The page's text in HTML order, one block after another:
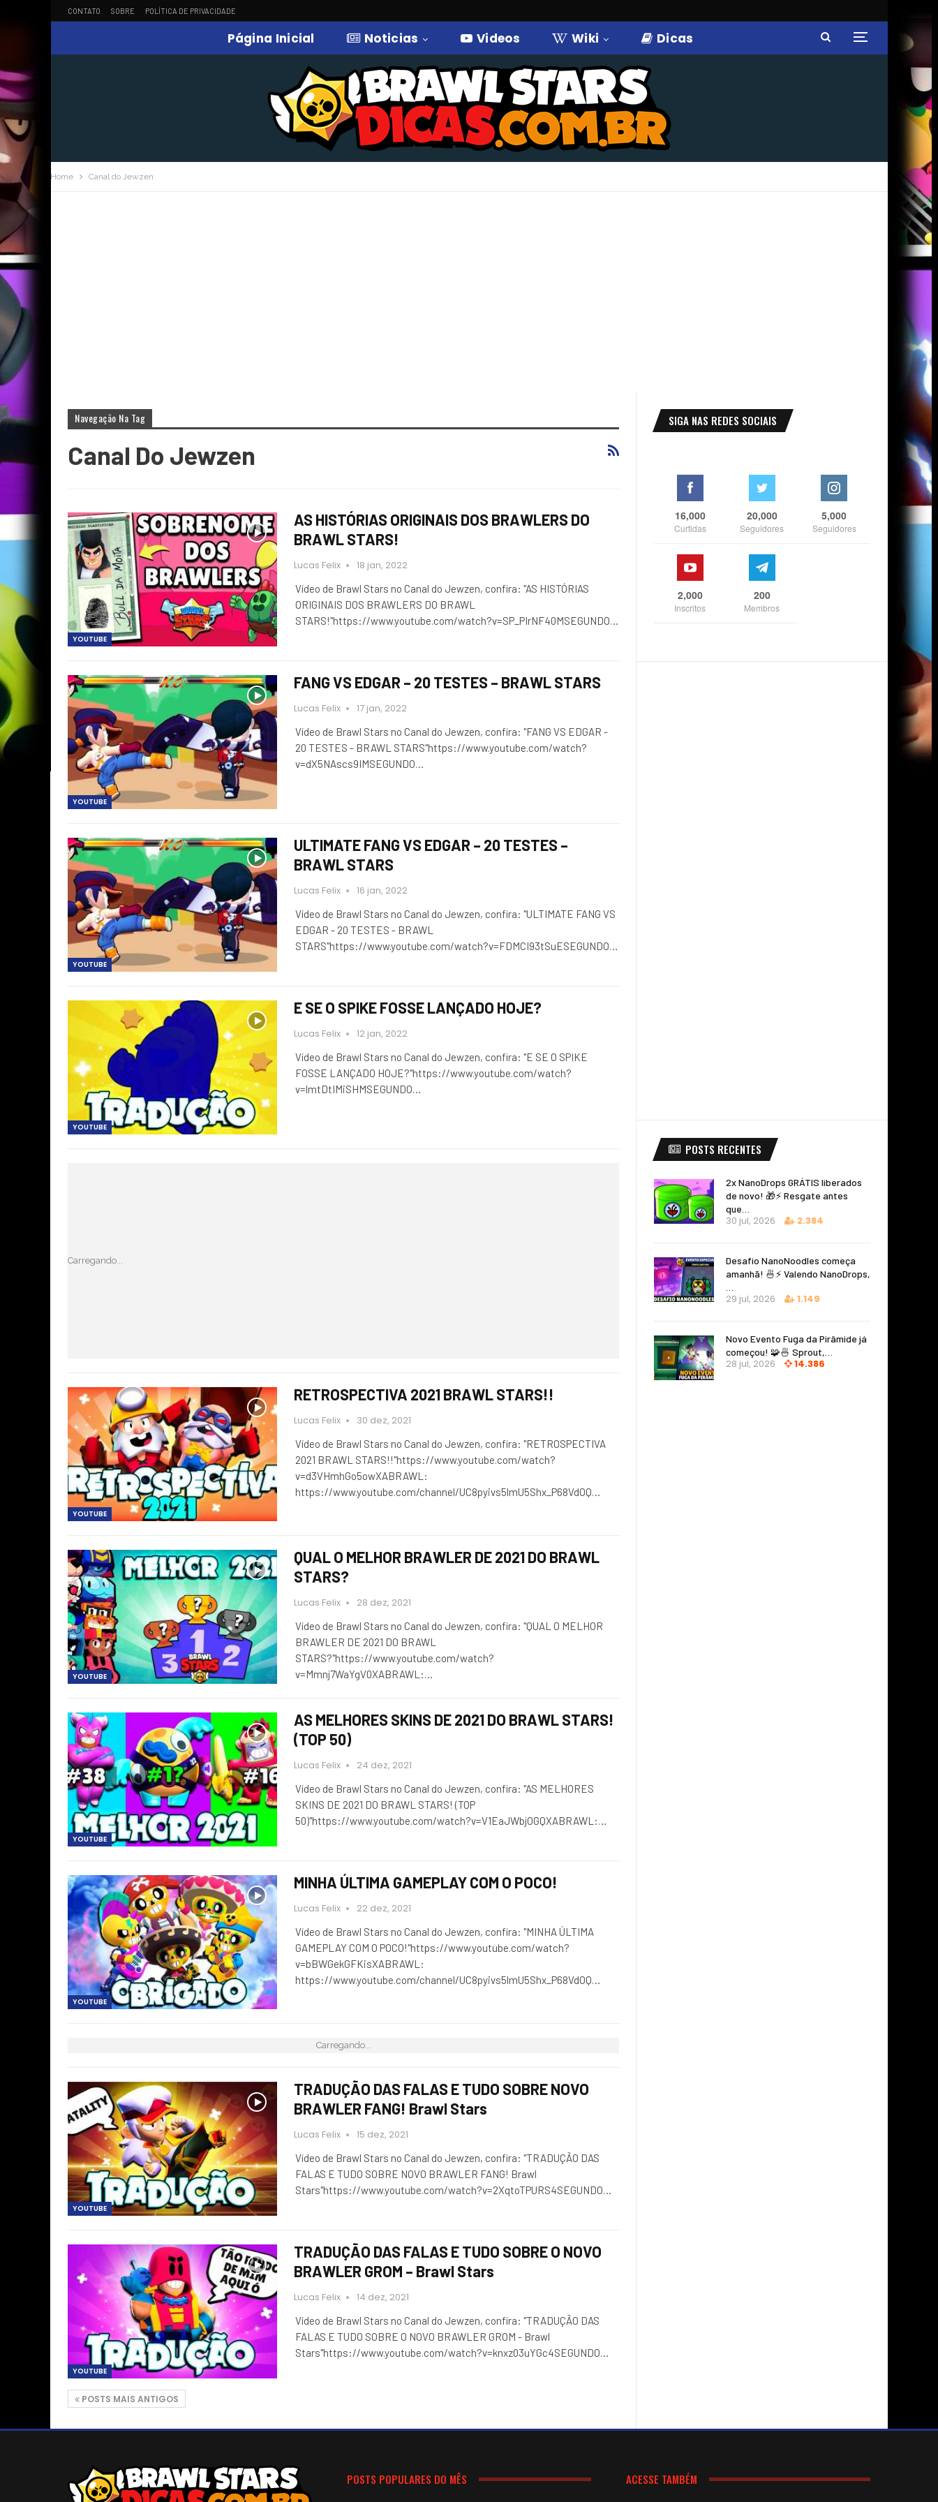
CONTATO SOBRE POLÍTICA DE PRIVACIDADE
Página Inicial Noticias Videos Wiki Dicas
Home Canal do Jewzen
Navegação Na Tag
Canal Do Jewzen
YOUTUBE
AS HISTÓRIAS ORIGINAIS DOS BRAWLERS DO
BRAWL STARS!
Lucas Felix 18 jan, 2022
Vídeo de Brawl Stars no Canal do Jewzen, confira: "AS HISTÓRIAS
ORIGINAIS DOS BRAWLERS DO BRAWL
STARS!"https://www.youtube.com/watch?v=SP_PIrNF40MSEGUNDO…
YOUTUBE
FANG VS EDGAR – 20 TESTES – BRAWL STARS
Lucas Felix 17 jan, 2022
Vídeo de Brawl Stars no Canal do Jewzen, confira: "FANG VS EDGAR -
20 TESTES - BRAWL STARS"https://www.youtube.com/watch?
v=dX5NAscs9IMSEGUNDO…
YOUTUBE
ULTIMATE FANG VS EDGAR – 20 TESTES –
BRAWL STARS
Lucas Felix 16 jan, 2022
Vídeo de Brawl Stars no Canal do Jewzen, confira: "ULTIMATE FANG VS
EDGAR - 20 TESTES - BRAWL
STARS"https://www.youtube.com/watch?v=FDMCI93tSuESEGUNDO…
YOUTUBE
E SE O SPIKE FOSSE LANÇADO HOJE?
Lucas Felix 12 jan, 2022
Vídeo de Brawl Stars no Canal do Jewzen, confira: "E SE O SPIKE
FOSSE LANÇADO HOJE?"https://www.youtube.com/watch?
v=lmtDtIMiSHMSEGUNDO…
Carregando...
YOUTUBE
RETROSPECTIVA 2021 BRAWL STARS!!
Lucas Felix 30 dez, 2021
Vídeo de Brawl Stars no Canal do Jewzen, confira: "RETROSPECTIVA
2021 BRAWL STARS!!"https://www.youtube.com/watch?
v=d3VHmhGo5owXABRAWL:
https://www.youtube.com/channel/UC8pyivs5lmU5Shx_P68VdOQ…
YOUTUBE
QUAL O MELHOR BRAWLER DE 2021 DO BRAWL
STARS?
Lucas Felix 28 dez, 2021
Vídeo de Brawl Stars no Canal do Jewzen, confira: "QUAL O MELHOR
BRAWLER DE 2021 DO BRAWL
STARS?"https://www.youtube.com/watch?
v=Mmnj7WaYgV0XABRAWL:…
YOUTUBE
AS MELHORES SKINS DE 2021 DO BRAWL STARS!
(TOP 50)
Lucas Felix 24 dez, 2021
Vídeo de Brawl Stars no Canal do Jewzen, confira: "AS MELHORES
SKINS DE 2021 DO BRAWL STARS! (TOP
50)"https://www.youtube.com/watch?v=V1EaJWbjOGQXABRAWL:…
YOUTUBE
MINHA ÚLTIMA GAMEPLAY COM O POCO!
Lucas Felix 22 dez, 2021
Vídeo de Brawl Stars no Canal do Jewzen, confira: "MINHA ÚLTIMA
GAMEPLAY COM O POCO!"https://www.youtube.com/watch?
v=bBWGekGFKisXABRAWL:
https://www.youtube.com/channel/UC8pyivs5lmU5Shx_P68VdOQ…
Carregando...
YOUTUBE
TRADUÇÃO DAS FALAS E TUDO SOBRE NOVO
BRAWLER FANG! Brawl Stars
Lucas Felix 15 dez, 2021
Vídeo de Brawl Stars no Canal do Jewzen, confira: "TRADUÇÃO DAS
FALAS E TUDO SOBRE NOVO BRAWLER FANG! Brawl
Stars"https://www.youtube.com/watch?v=2XqtoTPURS4SEGUNDO…
YOUTUBE
TRADUÇÃO DAS FALAS E TUDO SOBRE O NOVO
BRAWLER GROM – Brawl Stars
Lucas Felix 14 dez, 2021
Vídeo de Brawl Stars no Canal do Jewzen, confira: "TRADUÇÃO DAS
FALAS E TUDO SOBRE O NOVO BRAWLER GROM - Brawl
Stars"https://www.youtube.com/watch?v=knxz03uYGc4SEGUNDO…
POSTS MAIS ANTIGOS
SIGA NAS REDES SOCIAIS
16,000
Curtidas
20,000
Seguidores
5,000
Seguidores
2,000
Inscritos
200
Membros
POSTS RECENTES
2x NanoDrops GRÁTIS liberados
de novo! 🎁⚡ Resgate antes
que…
30 jul, 2026 2.384
Desafio NanoNoodles começa
amanhã! 🍜⚡ Valendo NanoDrops,
29 jul, 2026 1.149
Novo Evento Fuga da Pirâmide já
começou! 🧩🍜 Sprout,…
28 jul, 2026 14.386
POSTS POPULARES DO MÊS ACESSE TAMBÉM